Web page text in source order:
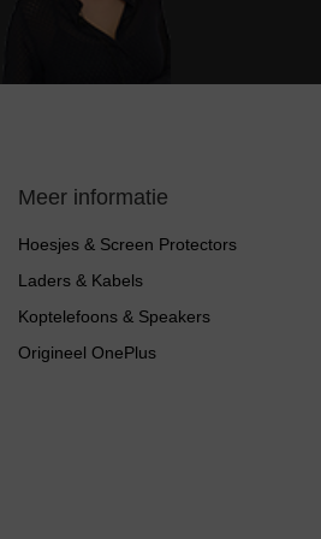
Meer informatie
Hoesjes & Screen Protectors
Laders & Kabels
Koptelefoons & Speakers
Origineel OnePlus